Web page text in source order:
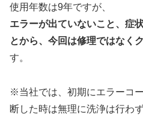
使用年数は9年ですが、
エラーが出ていないこと、症
とから、今回は修理ではなく
す。
※当社では、初期にエラーコ
断した時は無理に洗浄は行わ